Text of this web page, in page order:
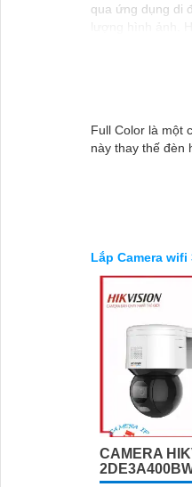
qua ứng dụng di
Full Color là một
này thay thế đèn
Lắp Camera wifi
CAMERA